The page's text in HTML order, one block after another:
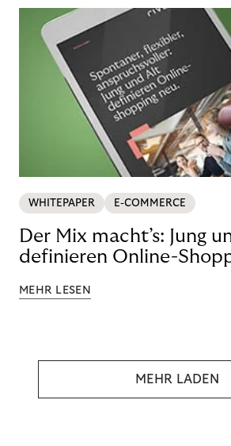
WHITEPAPER E-COMMERCE
Der Mix macht’s: Jung
definieren Online-
MEHR LESEN
MEHR LADEN